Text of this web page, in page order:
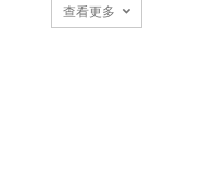
查看更多